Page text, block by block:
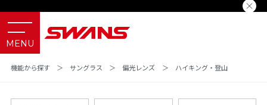
機能から探す ＞ サングラス ＞ 偏光レンズ ＞ ハイキング・登山